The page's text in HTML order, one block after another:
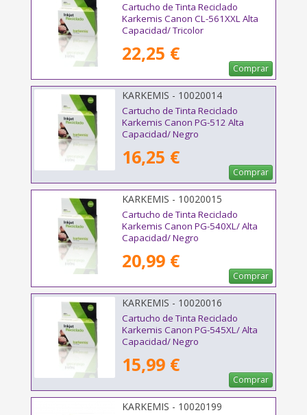
Cartucho de Tinta Reciclado
Karkemis Canon CL-561XXL Alta
Capacidad/ Tricolor
22,25 €
Comprar
KARKEMIS - 10020014
Cartucho de Tinta Reciclado
Karkemis Canon PG-512 Alta
Capacidad/ Negro
16,25 €
Comprar
KARKEMIS - 10020015
Cartucho de Tinta Reciclado
Karkemis Canon PG-540XL/ Alta
Capacidad/ Negro
20,99 €
Comprar
KARKEMIS - 10020016
Cartucho de Tinta Reciclado
Karkemis Canon PG-545XL/ Alta
Capacidad/ Negro
15,99 €
Comprar
KARKEMIS - 10020199